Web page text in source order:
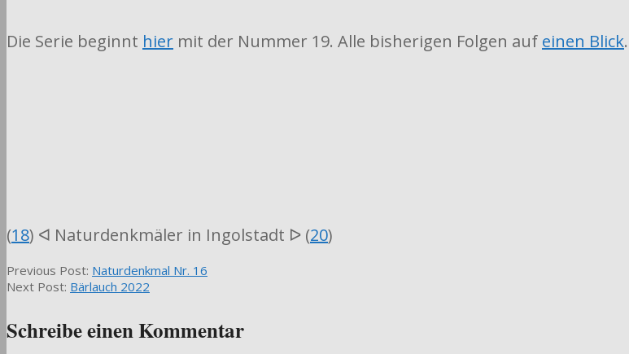
Die Serie beginnt hier mit der Nummer 19. Alle bisherigen Folgen auf einen Blick.
(18) ᐊ Naturdenkmäler in Ingolstadt ᐅ (20)
2022-
04-
Previous Post: Naturdenkmal Nr. 16
Next Post: Bärlauch 2022
Schreibe einen Kommentar